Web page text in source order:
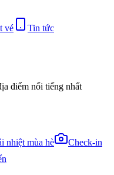
vé Tin tức
điểm nổi tiếng nhất
nhiệt mùa hè
Check-in